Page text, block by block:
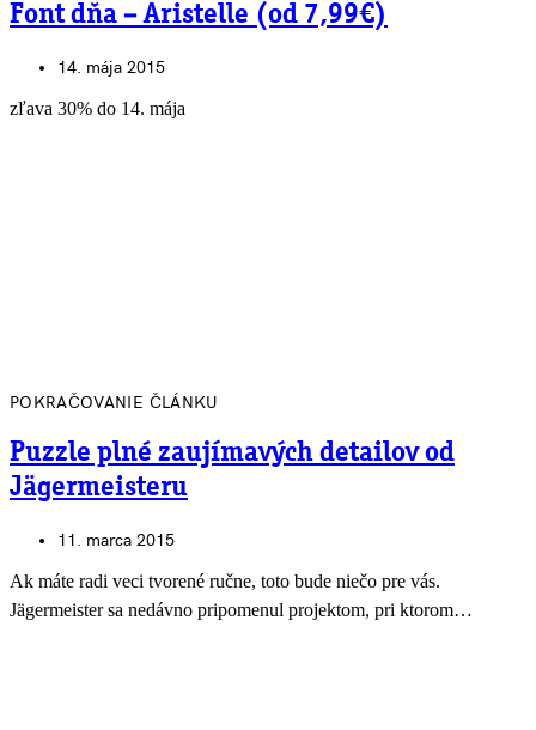
Font dňa – Aristelle (od 7,99€)
14. mája 2015
zľava 30% do 14. mája
POKRAČOVANIE ČLÁNKU
Puzzle plné zaujímavých detailov od
Jägermeisteru
11. marca 2015
Ak máte radi veci tvorené ručne, toto bude niečo pre vás.
Jägermeister sa nedávno pripomenul projektom, pri ktorom…